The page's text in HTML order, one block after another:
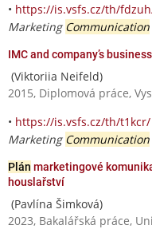
• https://is.vsfs.cz/th/
Marketing Communication
IMC and company’s business
(Viktoriia Neifeld)
2015, Diplomová práce,
• https://is.vsfs.cz/th/t1kcr/
Marketing Communication
Plán marketingové
houslařství
(Pavlína Šimková)
2023, Bakalářská práce,